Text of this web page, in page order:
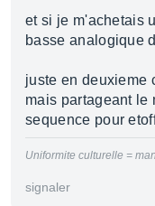
et si je m'achetais
basse analogique
juste en deuxieme
mais partageant le
sequence pour
Uniformite culturelle =
signaler